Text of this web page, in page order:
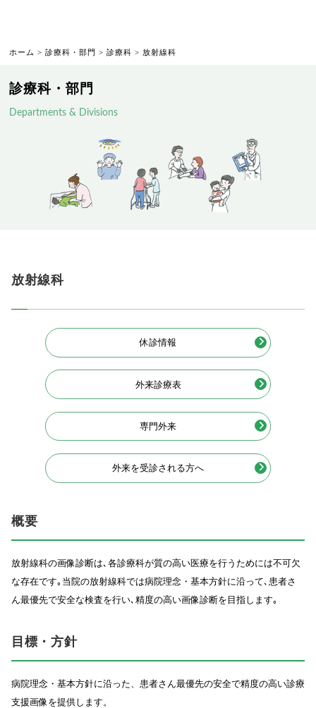
ホーム >診療科・部門 >診療科 >放射線科
診療科・部門
Departments & Divisions
放射線科
休診情報
外来診療表
専門外来
外来を受診される方へ
概要
放射線科の画像診断は､各診療科が質の高い医療を行うためには不可欠
な存在です｡当院の放射線科では病院理念・基本方針に沿って､患者さ
ん最優先で安全な検査を行い､精度の高い画像診断を目指します｡
目標・方針
病院理念・基本方針に沿った、患者さん最優先の安全で精度の高い診療
支援画像を提供します。